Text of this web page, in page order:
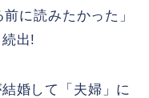
に読みたかった」
出!
婚して「夫婦」に